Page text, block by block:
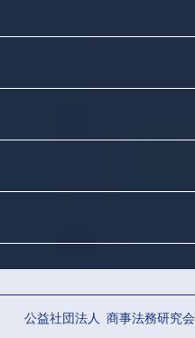
公益社団法人 商事法務研究会